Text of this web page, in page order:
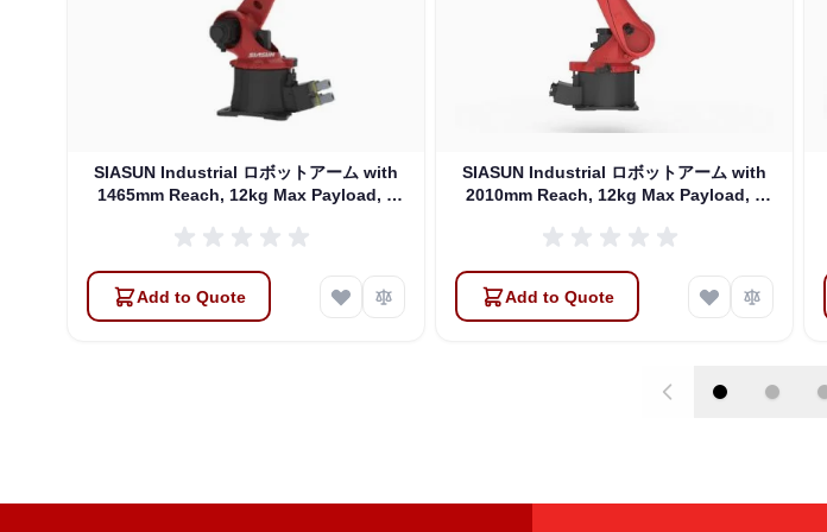
SIASUN Industrial ロボットアーム with
1465mm Reach, 12kg Max Payload, 6
Add to Quote
SIASUN Industrial ロボットアーム with
2010mm Reach, 12kg Max Payload, 6
Add to Quote